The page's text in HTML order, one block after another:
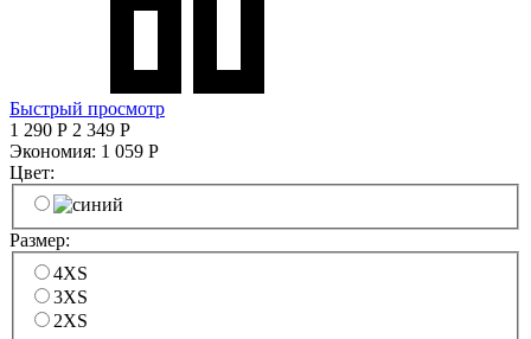
Быстрый просмотр
1 290 Р 2 349 Р
Экономия: 1 059 Р
Цвет:
Размер:
4XS
3XS
2XS